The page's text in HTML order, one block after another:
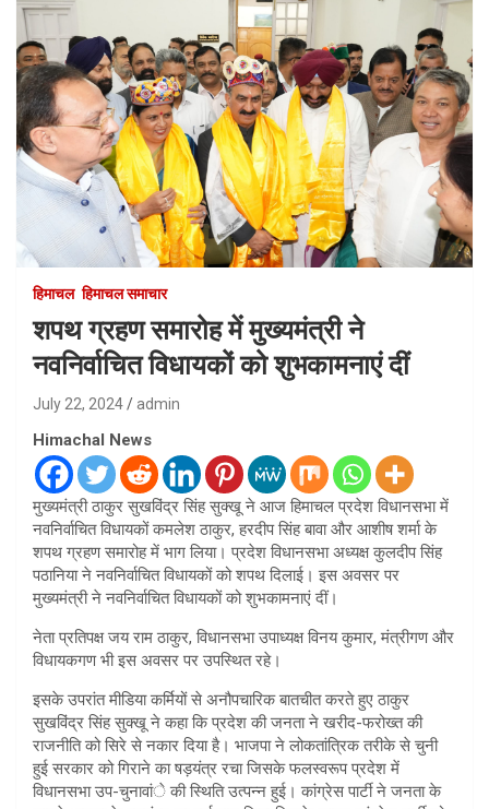
हिमाचल हिमाचल समाचार
शपथ ग्रहण समारोह में मुख्यमंत्री ने
नवनिर्वाचित विधायकों को शुभकामनाएं दीं
July 22, 2024 admin
Himachal News
मुख्यमंत्री ठाकुर सुखविंद्र सिंह सुक्खू ने आज हिमाचल प्रदेश विधानसभा में
नवनिर्वाचित विधायकों कमलेश ठाकुर, हरदीप सिंह बावा और आशीष शर्मा के
शपथ ग्रहण समारोह में भाग लिया। प्रदेश विधानसभा अध्यक्ष कुलदीप सिंह
पठानिया ने नवनिर्वाचित विधायकों को शपथ दिलाई। इस अवसर पर
मुख्यमंत्री ने नवनिर्वाचित विधायकों को शुभकामनाएं दीं।
नेता प्रतिपक्ष जय राम ठाकुर, विधानसभा उपाध्यक्ष विनय कुमार, मंत्रीगण और
विधायकगण भी इस अवसर पर उपस्थित रहे।
इसके उपरांत मीडिया कर्मियों से अनौपचारिक बातचीत करते हुए ठाकुर
सुखविंद्र सिंह सुक्खू ने कहा कि प्रदेश की जनता ने खरीद-फरोख्त की
राजनीति को सिरे से नकार दिया है। भाजपा ने लोकतांत्रिक तरीके से चुनी
हुई सरकार को गिराने का षड़यंत्र रचा जिसके फलस्वरूप प्रदेश में
विधानसभा उप-चुनावांे की स्थिति उत्पन्न हुई। कांग्रेस पार्टी ने जनता के